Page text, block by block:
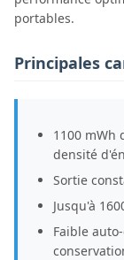
portables.
Principales
1100 mWh
densité
Sortie
Jusqu'à
Faible